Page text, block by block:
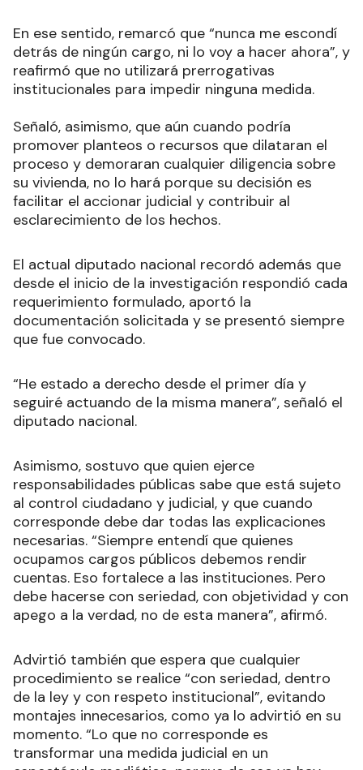
En ese sentido, remarcó que “nunca me escondí
detrás de ningún cargo, ni lo voy a hacer ahora”, y
reafirmó que no utilizará prerrogativas
institucionales para impedir ninguna medida.
Señaló, asimismo, que aún cuando podría
promover planteos o recursos que dilataran el
proceso y demoraran cualquier diligencia sobre
su vivienda, no lo hará porque su decisión es
facilitar el accionar judicial y contribuir al
esclarecimiento de los hechos.
El actual diputado nacional recordó además que
desde el inicio de la investigación respondió cada
requerimiento formulado, aportó la
documentación solicitada y se presentó siempre
que fue convocado.
“He estado a derecho desde el primer día y
seguiré actuando de la misma manera”, señaló el
diputado nacional.
Asimismo, sostuvo que quien ejerce
responsabilidades públicas sabe que está sujeto
al control ciudadano y judicial, y que cuando
corresponde debe dar todas las explicaciones
necesarias. “Siempre entendí que quienes
ocupamos cargos públicos debemos rendir
cuentas. Eso fortalece a las instituciones. Pero
debe hacerse con seriedad, con objetividad y con
apego a la verdad, no de esta manera”, afirmó.
Advirtió también que espera que cualquier
procedimiento se realice “con seriedad, dentro
de la ley y con respeto institucional”, evitando
montajes innecesarios, como ya lo advirtió en su
momento. “Lo que no corresponde es
transformar una medida judicial en un